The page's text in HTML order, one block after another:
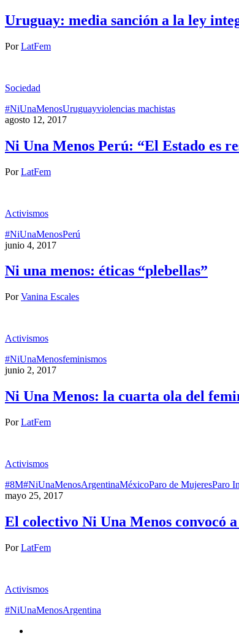
Uruguay: media sanción a la ley
PorLatFem
Sociedad
#NiUnaMenosUruguayviolencias machistas
agosto 12, 2017
Ni Una Menos Perú: “El Estado es
PorLatFem
Activismos
#NiUnaMenosPerú
junio 4, 2017
Ni una menos: éticas “plebellas”
PorVanina Escales
Activismos
#NiUnaMenosfeminismos
junio 2, 2017
Ni Una Menos: la cuarta ola del
PorLatFem
Activismos
#8M#NiUnaMenosArgentinaMéxicoParo de MujeresParo
mayo 25, 2017
El colectivo Ni Una Menos convocó
PorLatFem
Activismos
#NiUnaMenosArgentina